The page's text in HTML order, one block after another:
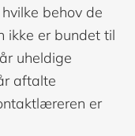
behov de
ikke er bundet til
uheldige
aftalte
er